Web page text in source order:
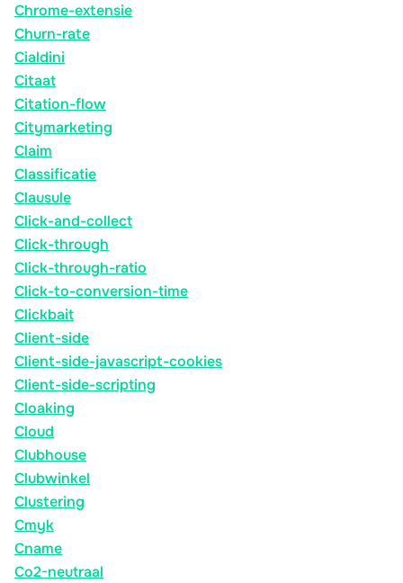
Chrome-extensie
Churn-rate
Cialdini
Citaat
Citation-flow
Citymarketing
Claim
Classificatie
Clausule
Click-and-collect
Click-through
Click-through-ratio
Click-to-conversion-time
Clickbait
Client-side
Client-side-javascript-cookies
Client-side-scripting
Cloaking
Cloud
Clubhouse
Clubwinkel
Clustering
Cmyk
Cname
Co2-neutraal